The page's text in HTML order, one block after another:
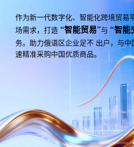
作为新一代数字化、智能化跨境贸易
场需求，打造 “智能贸易”与 “智能
务。助力俄语区企业足不 出户，与
速精准采购中国优质商品。